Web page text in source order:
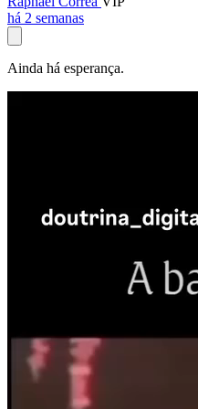
há 2 semanas
Ainda há esperança.